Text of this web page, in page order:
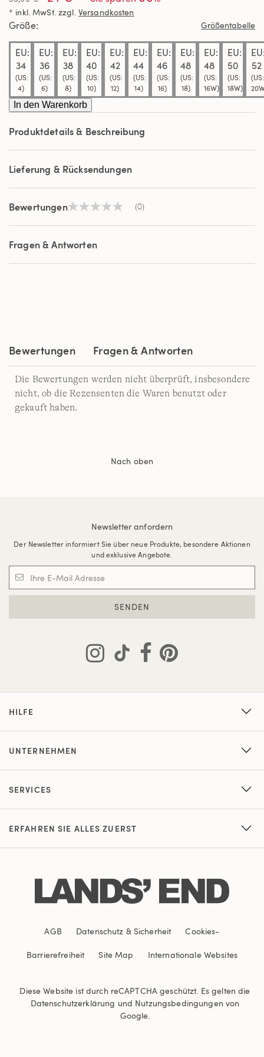
Link
auf
derselben
* inkl. MwSt. zzgl. Versandkosten
Größe Größentabelle
EU:
34
(US:
4)
EU:
36
(US:
6)
EU:
38
(US:
8)
EU:
40
(US:
10)
EU:
42
(US:
12)
EU:
44
(US:
14)
EU:
46
(US:
16)
EU:
48
(US:
18)
EU:
48
(US:
16W)
EU:
50
(US:
18W)
52
(US:
In den Warenkorb
Produktdetails & Beschreibung
Lieferung & Rücksendungen
BewertungenKein
Link
derselben
(0)
Fragen & Antworten
Bewertungen Fragen & Antworten
Die Bewertungen werden nicht überprüft, insbesondere
nicht, ob die Rezensenten die Waren benutzt oder
gekauft haben.
Nach oben
Newsletter anfordern
Der Newsletter informiert Sie über neue Produkte, besondere Aktionen
und exklusive Angebote.
SENDEN
HILFE
UNTERNEHMEN
SERVICES
ERFAHREN SIE ALLES ZUERST
AGB Datenschutz & Sicherheit Cookies-
Barrierefreiheit Site Map Internationale Websites
Diese Website ist durch reCAPTCHA geschützt. Es gelten die
Datenschutzerklärung und Nutzungsbedingungen von
Google.